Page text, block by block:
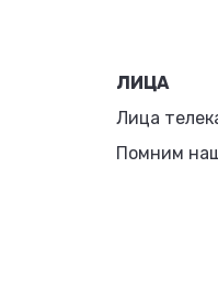
ЛИЦА
Лица
Помним